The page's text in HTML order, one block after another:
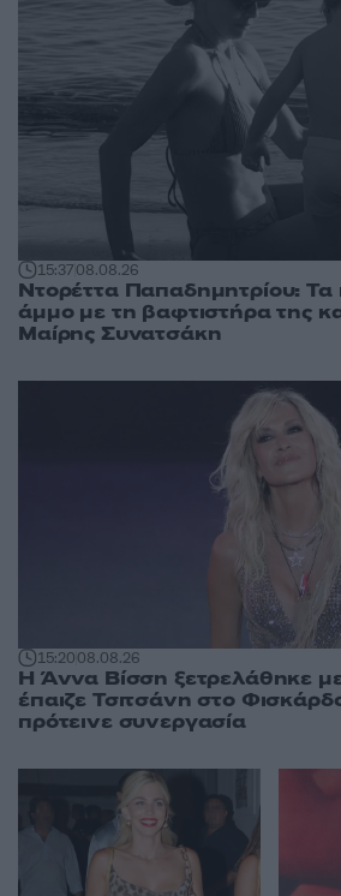
15:3708.08.26
Ντορέττα Παπαδημητρίου: Τα
άμμο με τη βαφτιστήρα της
Μαίρης Συνατσάκη
15:2008.08.26
Η Άννα Βίσση ξετρελάθηκε
έπαιζε Τσιτσάνη στο
πρότεινε συνεργασία